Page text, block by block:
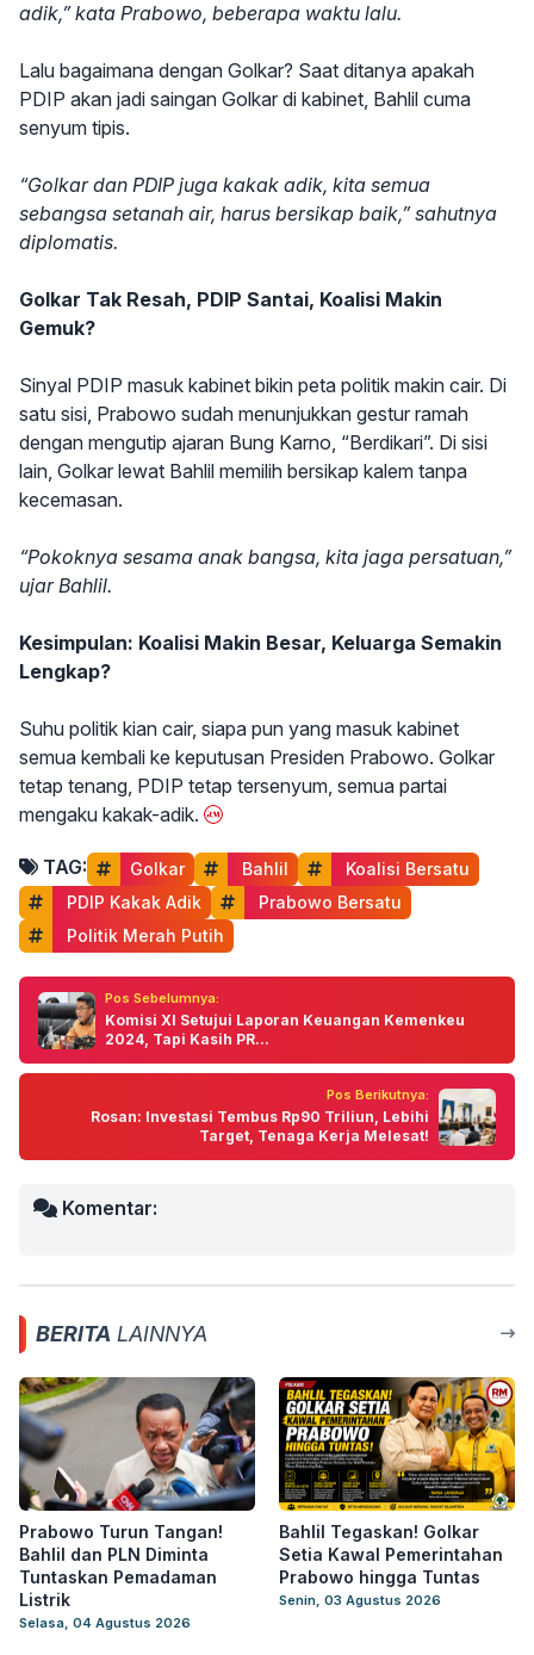
adik,” kata Prabowo, beberapa waktu lalu.
Lalu bagaimana dengan Golkar? Saat ditanya apakah
PDIP akan jadi saingan Golkar di kabinet, Bahlil cuma
senyum tipis.
“Golkar dan PDIP juga kakak adik, kita semua
sebangsa setanah air, harus bersikap baik,” sahutnya
diplomatis.
Golkar Tak Resah, PDIP Santai, Koalisi Makin
Gemuk?
Sinyal PDIP masuk kabinet bikin peta politik makin cair. Di
satu sisi, Prabowo sudah menunjukkan gestur ramah
dengan mengutip ajaran Bung Karno, “Berdikari”. Di sisi
lain, Golkar lewat Bahlil memilih bersikap kalem tanpa
kecemasan.
“Pokoknya sesama anak bangsa, kita jaga persatuan,”
ujar Bahlil.
Kesimpulan: Koalisi Makin Besar, Keluarga Semakin
Lengkap?
Suhu politik kian cair, siapa pun yang masuk kabinet
semua kembali ke keputusan Presiden Prabowo. Golkar
tetap tenang, PDIP tetap tersenyum, semua partai
mengaku kakak-adik.
TAG: Golkar Bahlil
Koalisi Bersatu
PDIP Kakak Adik
Prabowo Bersatu
Politik Merah Putih
Pos Sebelumnya:
Komisi XI Setujui Laporan Keuangan Kemenkeu
2024, Tapi Kasih PR...
Pos Berikutnya:
Rosan: Investasi Tembus Rp90 Triliun, Lebihi
Target, Tenaga Kerja Melesat!
Komentar:
BERITA LAINNYA
Prabowo Turun Tangan!
Bahlil dan PLN Diminta
Tuntaskan Pemadaman
Listrik
Selasa, 04 Agustus 2026
Bahlil Tegaskan! Golkar
Setia Kawal Pemerintahan
Prabowo hingga Tuntas
Senin, 03 Agustus 2026